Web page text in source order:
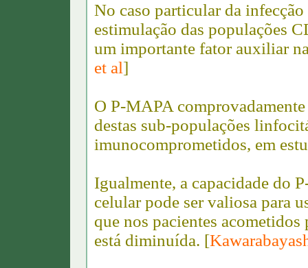
No caso particular da
estimulação das populações
um importante fator auxiliar
et al]
O P-MAPA
destas sub-populações
imunocomprometidos, em
Igualmente, a capacidade do
celular pode ser valiosa para
que nos pacientes
está diminuída. [